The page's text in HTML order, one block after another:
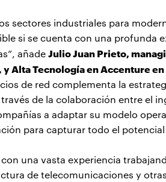
sectores industriales para
si se cuenta con una profunda
añadeJulio Juan Prieto,
Alta Tecnología en Accenture
de red complementa la
de la colaboración entre el
a adaptar su modelo
para capturar todo el potencial
una vasta experiencia
de telecomunicaciones y